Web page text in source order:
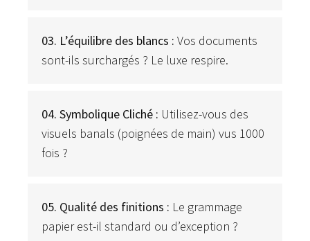
03. L’équilibre des blancs : Vos documents
sont-ils surchargés ? Le luxe respire.
04. Symbolique Cliché : Utilisez-vous des
visuels banals (poignées de main) vus 1000
fois ?
05. Qualité des finitions : Le grammage
papier est-il standard ou d’exception ?